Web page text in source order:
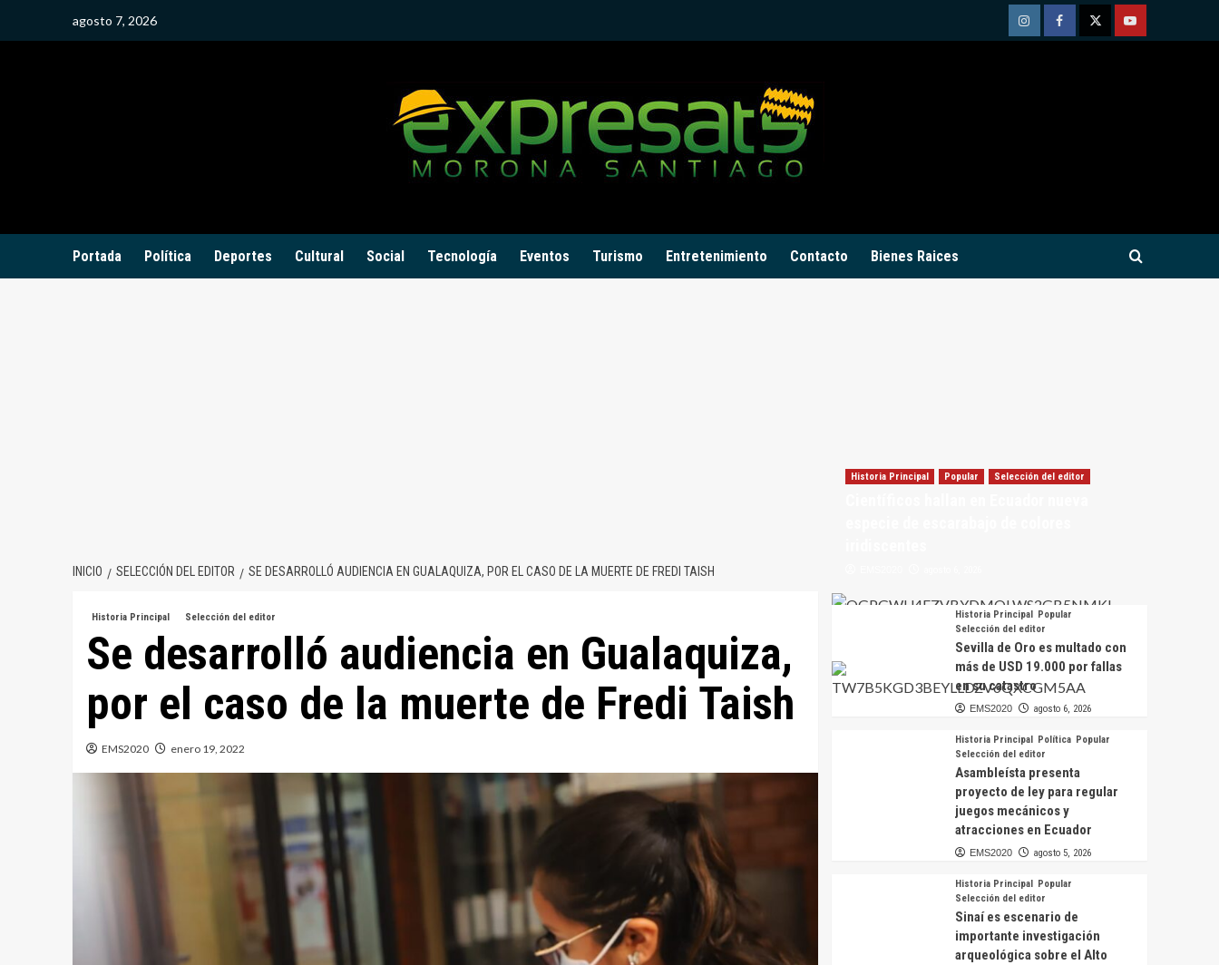
agosto 7, 2026
InstagramFacebookTwitterYoutube
Portada Política Deportes Cultural Social Tecnología Eventos Turismo Entretenimiento Contacto Bienes Raices
INICIO SELECCIÓN DEL EDITOR SE DESARROLLÓ AUDIENCIA EN GUALAQUIZA, POR EL CASO DE LA MUERTE DE FREDI TAISH
Historia Principal Selección del editor
Se desarrolló audiencia en Gualaquiza,
por el caso de la muerte de Fredi Taish
EMS2020 enero 19, 2022
Historia Principal Popular Selección del editor
Historia Principal Popular
Selección del editor
Sevilla de Oro es multado con
más de USD 19.000 por fallas
en su catastro
EMS2020 agosto 6, 2026
Historia Principal Política Popular
Selección del editor
Asambleísta presenta
proyecto de ley para regular
juegos mecánicos y
atracciones en Ecuador
EMS2020 agosto 5, 2026
Historia Principal Popular
Selección del editor
Sinaí es escenario de
importante investigación
arqueológica sobre el Alto